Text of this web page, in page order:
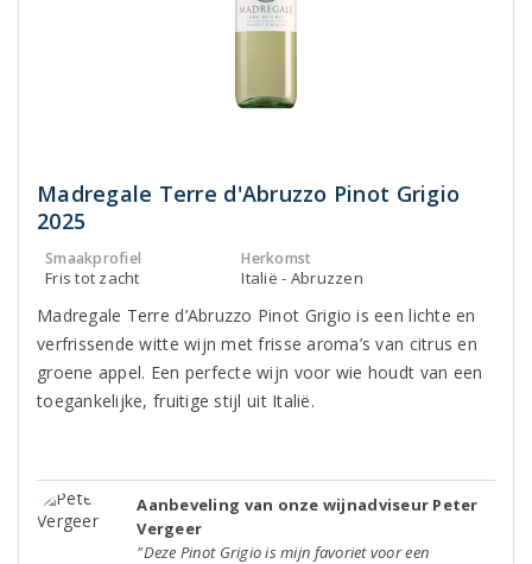
Madregale Terre d'Abruzzo Pinot Grigio
2025
Smaakprofiel
Fris tot zacht
Herkomst
Italië - Abruzzen
Madregale Terre d’Abruzzo Pinot Grigio is een lichte en
verfrissende witte wijn met frisse aroma’s van citrus en
groene appel. Een perfecte wijn voor wie houdt van een
toegankelijke, fruitige stijl uit Italië.
Aanbeveling van onze wijnadviseur Peter
Vergeer
"Deze Pinot Grigio is mijn favoriet voor een